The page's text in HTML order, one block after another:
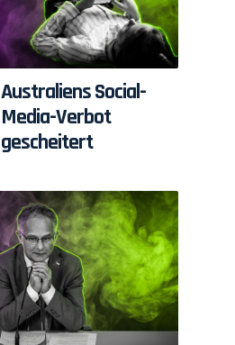
Australiens Social-
Media-Verbot
gescheitert